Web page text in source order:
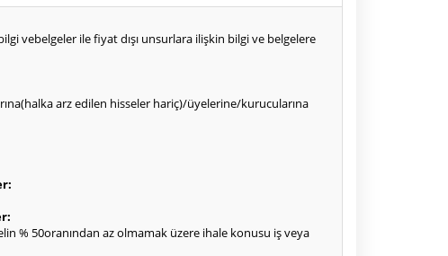
vebelgeler ile fiyat dışı unsurlara ilişkin bilgi ve belgelere
arz edilen hisseler hariç)/üyelerine/kurucularına
% 50oranından az olmamak üzere ihale konusu iş veya